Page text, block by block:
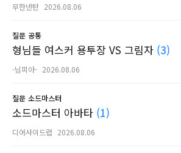
무한넨탄 2026.08.06
질문 공통
형님들 여스커 용투장 VS 그림자 (3)
-님피아- 2026.08.06
질문 소드마스터
소드마스터 아바타 (1)
디어사이드럽 2026.08.06